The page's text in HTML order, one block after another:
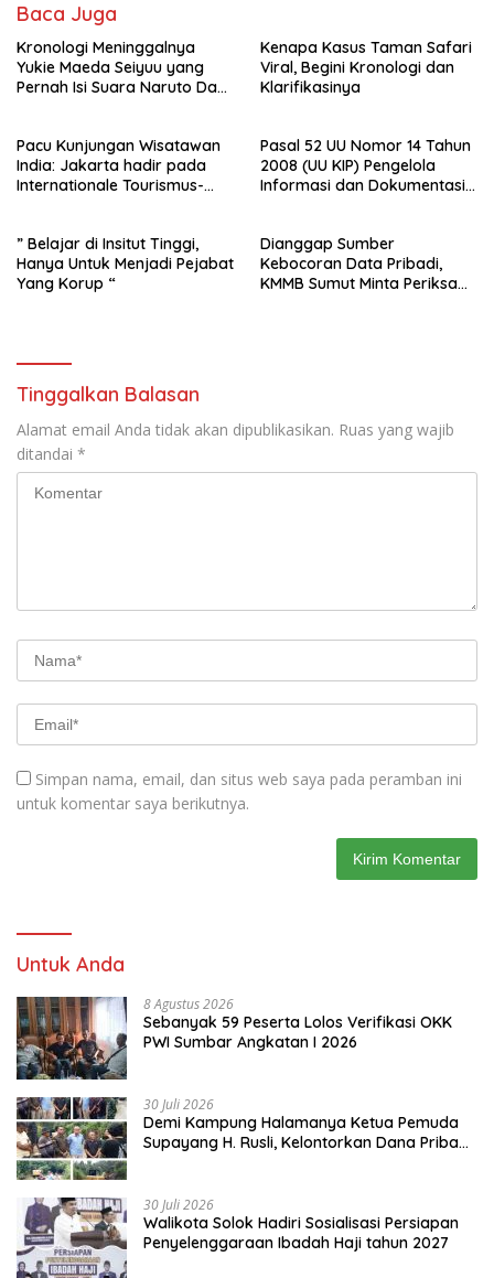
Baca Juga
Kronologi Meninggalnya
Yukie Maeda Seiyuu yang
Pernah Isi Suara Naruto Dan
Kenapa Kasus Taman Safari
Viral, Begini Kronologi dan
Klarifikasinya
Pacu Kunjungan Wisatawan
India: Jakarta hadir pada
Internationale Tourismus-
Pasal 52 UU Nomor 14 Tahun
2008 (UU KIP) Pengelola
Informasi dan Dokumentasi :
” Belajar di Insitut Tinggi,
Hanya Untuk Menjadi Pejabat
Yang Korup “
Dianggap Sumber
Kebocoran Data Pribadi,
KMMB Sumut Minta Periksa
Tinggalkan Balasan
Alamat email Anda tidak akan dipublikasikan. Ruas yang wajib
ditandai *
Simpan nama, email, dan situs web saya pada peramban ini
untuk komentar saya berikutnya.
Untuk Anda
8 Agustus 2026
Sebanyak 59 Peserta Lolos Verifikasi OKK
PWI Sumbar Angkatan I 2026
30 Juli 2026
Demi Kampung Halamanya Ketua Pemuda
Supayang H. Rusli, Kelontorkan Dana Pribadi
30 Juli 2026
Walikota Solok Hadiri Sosialisasi Persiapan
Penyelenggaraan Ibadah Haji tahun 2027